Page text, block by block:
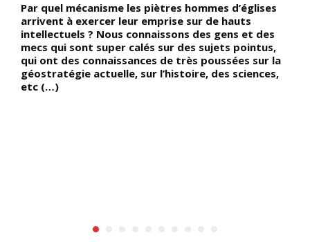
Par quel mécanisme les piètres hommes d’églises
arrivent à exercer leur emprise sur de hauts
intellectuels ? Nous connaissons des gens et des
mecs qui sont super calés sur des sujets pointus,
qui ont des connaissances de très poussées sur la
géostratégie actuelle, sur l’histoire, des sciences,
etc (…)